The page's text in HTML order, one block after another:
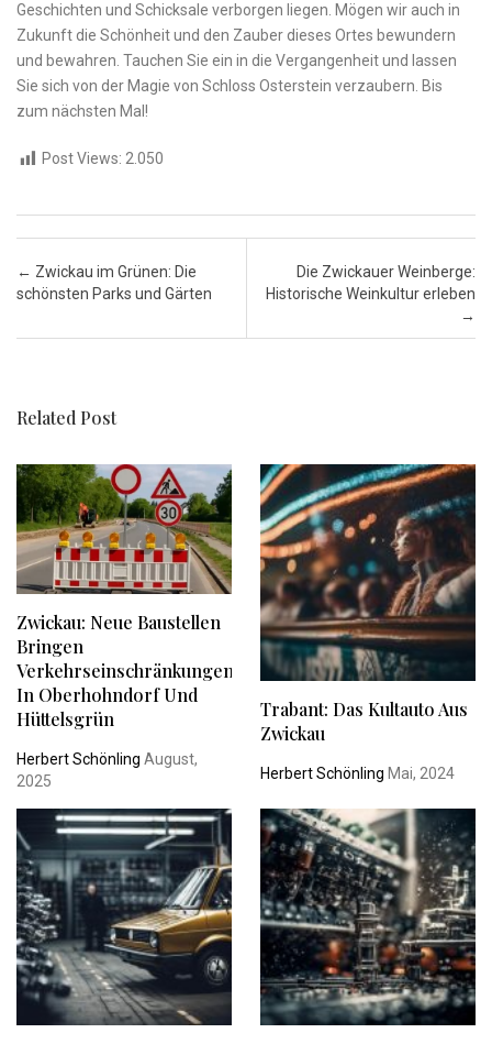
Geschichten ⁤und Schicksale verborgen ‍liegen. Mögen wir‌ auch in
⁣Zukunft die ⁣Schönheit ‍und den Zauber dieses Ortes bewundern
‌und bewahren. Tauchen Sie ein in die Vergangenheit ⁢und lassen⁣
Sie sich von der Magie von Schloss⁤ Osterstein verzaubern.‌ Bis
‍zum nächsten⁤ Mal!
Post Views: 2.050
Post navigation
← Zwickau im Grünen: Die
schönsten Parks und Gärten
Die Zwickauer Weinberge:
Historische Weinkultur erleben
→
Related Post
Zwickau: Neue Baustellen
Bringen
Verkehrseinschränkungen
In Oberhohndorf Und
Hüttelsgrün
Herbert Schönling August,
2025
Trabant: Das Kultauto Aus
Zwickau
Herbert Schönling Mai, 2024